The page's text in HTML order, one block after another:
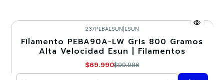
-30%
237PEBAESUN ESUN
Filamento PEBA90A-LW Gris 800 Gramos
Alta Velocidad Esun | Filamentos
$69.990$99.986